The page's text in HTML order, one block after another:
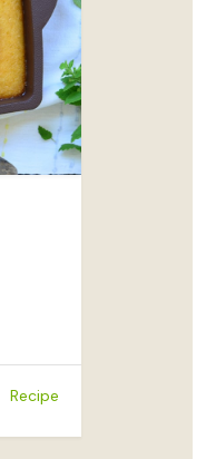
Recipe